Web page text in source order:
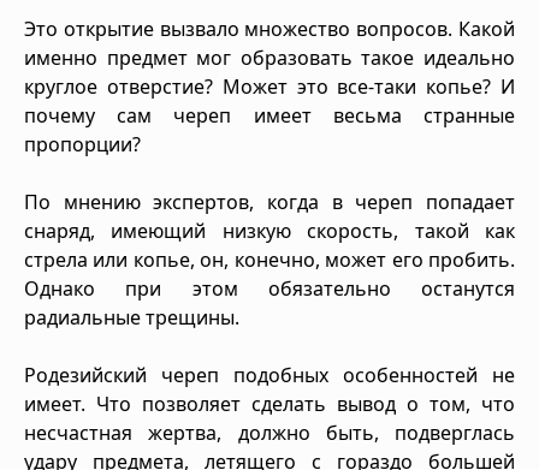
Это открытие вызвало множество вопросов. Какой
именно предмет мог образовать такое идеально
круглое отверстие? Может это все-таки копье? И
почему сам череп имеет весьма странные
пропорции?
По мнению экспертов, когда в череп попадает
снаряд, имеющий низкую скорость, такой как
стрела или копье, он, конечно, может его пробить.
Однако при этом обязательно останутся
радиальные трещины.
Родезийский череп подобных особенностей не
имеет. Что позволяет сделать вывод о том, что
несчастная жертва, должно быть, подверглась
удару предмета, летящего с гораздо большей